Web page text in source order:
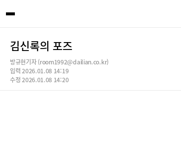
김신록의 포즈
방규현기자 (room1992@dailian.co.kr)
입력 2026.01.08 14:19
수정 2026.01.08 14:20